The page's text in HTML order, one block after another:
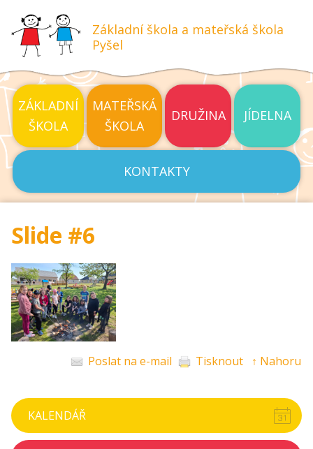
Základní škola a mateřská škola
Pyšel
ZÁKLADNÍ
ŠKOLA
MATEŘSKÁ
ŠKOLA
DRUŽINA JÍDELNA
KONTAKTY
Slide #6
Poslat na e-mail Tisknout ↑ Nahoru
KALENDÁŘ